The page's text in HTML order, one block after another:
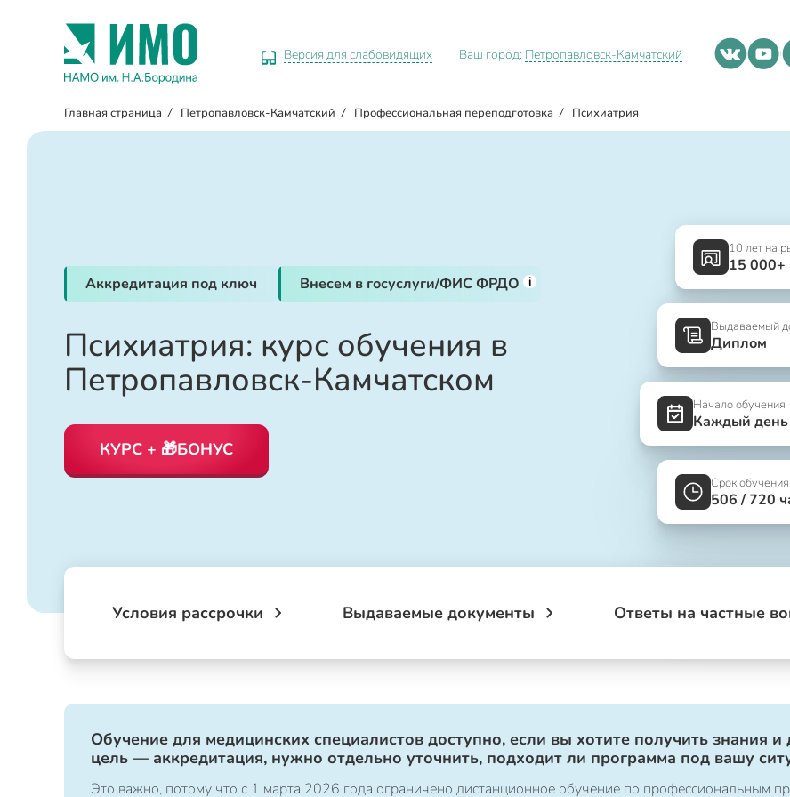
Версия для слабовидящих Ваш город: Петропавловск-Камчатский
Главная страница / Петропавловск-Камчатский / Профессиональная переподготовка / Психиатрия
Аккредитация под ключ Внесем в госуслуги/ФИС ФРДО i
Психиатрия: курс обучения в
Петропавловск-Камчатском
КУРС + 🎁БОНУС
10 лет на
15 000+
Выдаваемый
Диплом
Начало обучения
Каждый день
Срок обучения
506 / 720
Условия рассрочки Выдаваемые документы Ответы на частные
Обучение для медицинских специалистов доступно, если вы хотите получить знания
цель — аккредитация, нужно отдельно уточнить, подходит ли программа под вашу
Это важно, потому что с 1 марта 2026 года ограничено дистанционное обучение по профессиональным